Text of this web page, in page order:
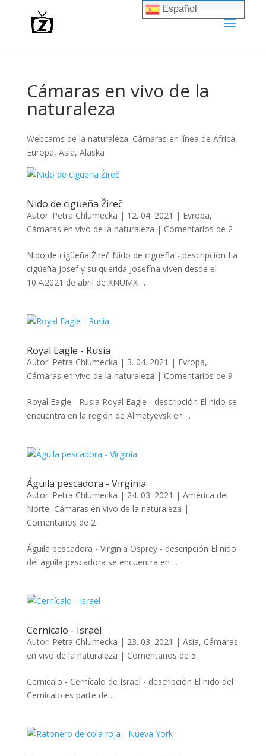
Cámaras en vivo de la
naturaleza
Webcams de la naturaleza. Cámaras en línea de África,
Europa, Asia, Alaska
Nido de cigüeña Žireč
Autor: Petra Chlumecka | 12. 04. 2021 | Evropa,
Cámaras en vivo de la naturaleza | Comentarios de 2
Nido de cigüeña Žireč Nido de cigüeña - descripción La
cigüeña Josef y su querida Josefína viven desde el
10.4.2021 de abril de XNUMX ...
Royal Eagle - Rusia
Autor: Petra Chlumecka | 3. 04. 2021 | Evropa,
Cámaras en vivo de la naturaleza | Comentarios de 9
Royal Eagle - Rusia Royal Eagle - descripción El nido se
encuentra en la región de Almetyevsk en ...
Águila pescadora - Virginia
Autor: Petra Chlumecka | 24. 03. 2021 | América del
Norte, Cámaras en vivo de la naturaleza |
Comentarios de 2
Águila pescadora - Virginia Osprey - descripción El nido
del águila pescadora se encuentra en ...
Cernícalo - Israel
Autor: Petra Chlumecka | 23. 03. 2021 | Asia, Cámaras
en vivo de la naturaleza | Comentarios de 5
Cernícalo - Cernícalo de Israel - descripción El nido del
Cernícalo es parte de ...
Español